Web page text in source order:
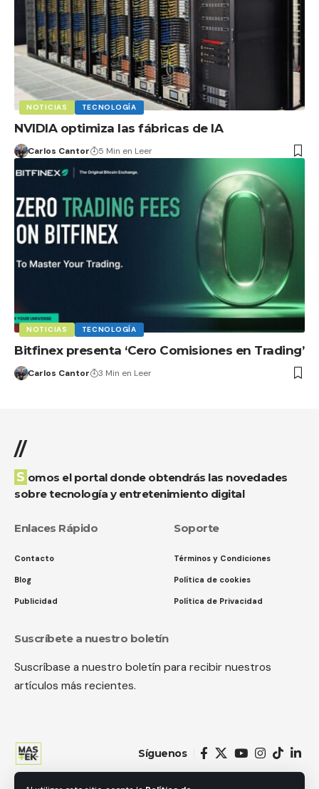
NOTICIAS TECNOLOGÍA
NVIDIA optimiza las fábricas de IA
Carlos Cantor 5 Min en Leer
NOTICIAS TECNOLOGÍA
Bitfinex presenta ‘Cero Comisiones en Trading’
Carlos Cantor 3 Min en Leer
//
Somos el portal donde obtendrás las novedades
sobre tecnología y entretenimiento digital
Enlaces Rápido
Contacto
Blog
Publicidad
Soporte
Términos y Condiciones
Política de cookies
Política de Privacidad
Suscríbete a nuestro boletín
Suscríbase a nuestro boletín para recibir nuestros
artículos más recientes.
Síguenos